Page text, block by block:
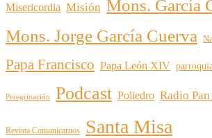
Misericordia Misión Mons. García
Mons. Jorge García Cuerva
Papa Francisco Papa León XIV
Peregrinación Podcast Poliedro Radio
Revista Comunicarnos
Santa Misa